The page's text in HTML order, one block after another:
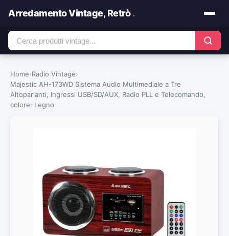
Arredamento Vintage, Retrò.
Home›Radio Vintage›
Majestic AH-173WD Sistema Audio Multimediale a Tre
Altoparlanti, Ingressi USB/SD/AUX, Radio PLL e Telecomando,
colore: Legno